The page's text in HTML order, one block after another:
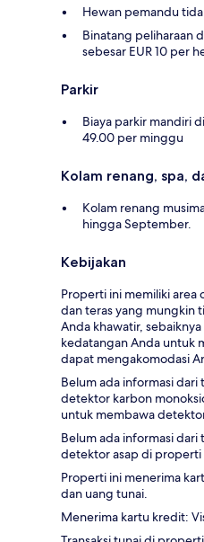
Hewan pemandu
Binatang peliharaan
sebesar EUR 10 per
Parkir
Biaya parkir mandiri
49.00 per minggu
Kolam renang, spa,
Kolam renang
hingga September.
Kebijakan
Properti ini memiliki
dan teras yang mungkin
Anda khawatir,
kedatangan Anda untuk
dapat mengakomodasi
Belum ada informasi
detektor karbon
untuk membawa
Belum ada informasi
detektor asap di properti
Properti ini menerima
dan uang tunai.
Menerima kartu kredit: